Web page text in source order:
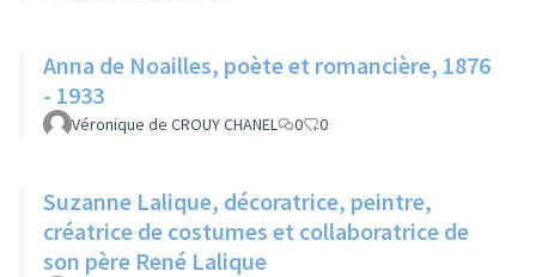
Anna de Noailles, poète et romancière, 1876
- 1933
Véronique de CROUY CHANEL 0 0
Suzanne Lalique, décoratrice, peintre,
créatrice de costumes et collaboratrice de
son père René Lalique